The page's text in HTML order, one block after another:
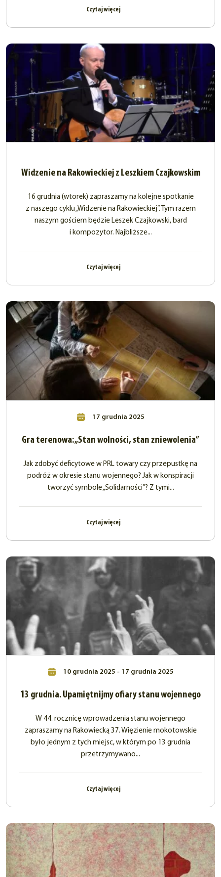
Czytaj więcej
Widzenie na Rakowieckiej z Leszkiem Czajkowskim
16 grudnia (wtorek) zapraszamy na kolejne spotkanie
z naszego cyklu „Widzenie na Rakowieckiej”. Tym razem
naszym gościem będzie Leszek Czajkowski, bard
i kompozytor. Najbliższe...
Czytaj więcej
17 grudnia 2025
Gra terenowa: „Stan wolności, stan zniewolenia”
Jak zdobyć deficytowe w PRL towary czy przepustkę na
podróż w okresie stanu wojennego? Jak w konspiracji
tworzyć symbole „Solidarności”? Z tymi...
Czytaj więcej
10 grudnia 2025 - 17 grudnia 2025
13 grudnia. Upamiętnijmy ofiary stanu wojennego
W 44. rocznicę wprowadzenia stanu wojennego
zapraszamy na Rakowiecką 37. Więzienie mokotowskie
było jednym z tych miejsc, w którym po 13 grudnia
przetrzymywano...
Czytaj więcej